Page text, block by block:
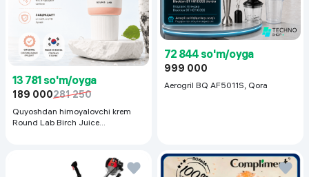
13 781 so'm/oyga
189 000281 250
Quyoshdan himoyalovchi krem
Round Lab Birch Juice
72 844 so'm/oyga
999 000
Aerogril BQ AF5011S, Qora